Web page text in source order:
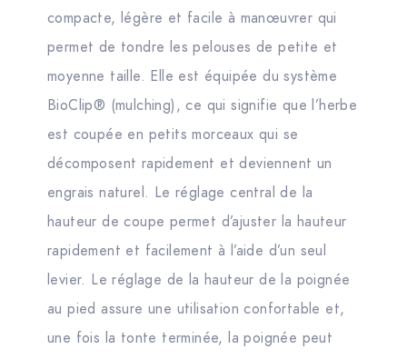
compacte, légère et facile à manœuvrer qui
permet de tondre les pelouses de petite et
moyenne taille. Elle est équipée du système
BioClip® (mulching), ce qui signifie que l’herbe
est coupée en petits morceaux qui se
décomposent rapidement et deviennent un
engrais naturel. Le réglage central de la
hauteur de coupe permet d’ajuster la hauteur
rapidement et facilement à l’aide d’un seul
levier. Le réglage de la hauteur de la poignée
au pied assure une utilisation confortable et,
une fois la tonte terminée, la poignée peut